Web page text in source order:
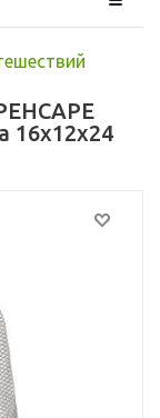
РЕНСАРЕ
16x12x24